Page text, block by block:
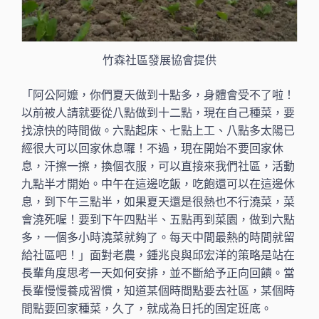
竹森社區發展協會提供
「阿公阿嬤，你們夏天做到十點多，身體會受不了啦！
以前被人請就要從八點做到十二點，現在自己種菜，要
找涼快的時間做。六點起床、七點上工、八點多太陽已
經很大可以回家休息囉！不過，現在開始不要回家休
息，汗擦一擦，換個衣服，可以直接來我們社區，活動
九點半才開始。中午在這邊吃飯，吃飽還可以在這邊休
息，到下午三點半，如果夏天還是很熱也不行澆菜，菜
會澆死喔！要到下午四點半、五點再到菜園，做到六點
多，一個多小時澆菜就夠了。每天中間最熱的時間就留
給社區吧！」面對老農，鍾兆良與邱宏洋的策略是站在
長輩角度思考一天如何安排，並不斷給予正向回饋。當
長輩慢慢養成習慣，知道某個時間點要去社區，某個時
間點要回家種菜，久了，就成為日托的固定班底。